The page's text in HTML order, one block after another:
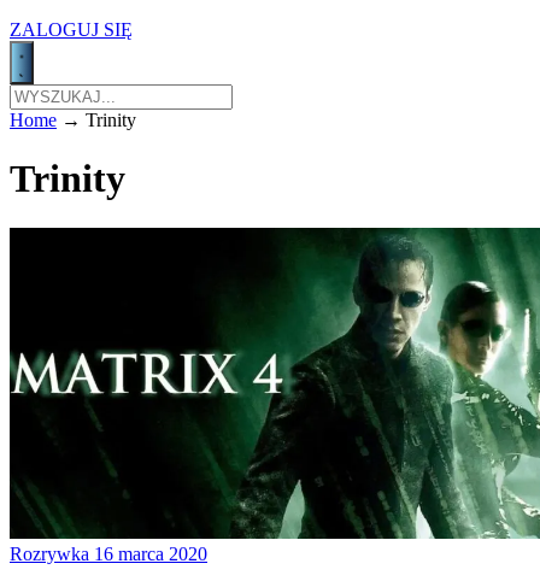
ZALOGUJ SIĘ
Home → Trinity
Trinity
Rozrywka 16 marca 2020